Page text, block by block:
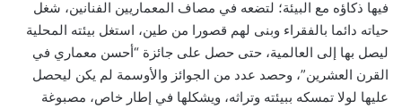
فيها ذكاؤه مع البيئة؛ لتضعه في مصاف المعماريين الفنانين، شغل
حياته دائما بالفقراء وبنى لهم قصورا من طين، استغل بيئته المحلية
ليصل بها إلى العالمية، حتى حصل على جائزة “أحسن معماري في
القرن العشرين”، وحصد عدد من الجوائز والأوسمة لم يكن ليحصل
عليها لولا تمسكه ببيئته وتراثه، ويشكلها في إطار خاص، مصبوغة